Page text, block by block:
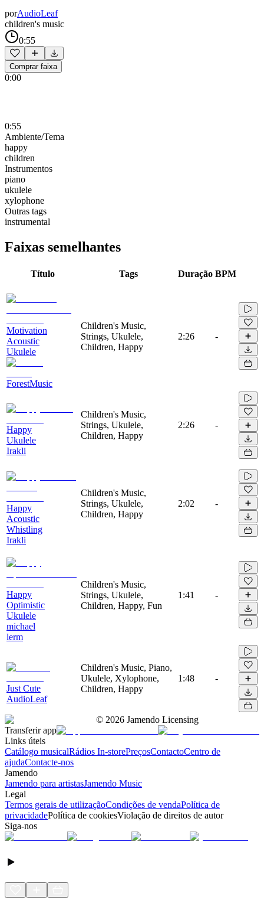
porAudioLeaf
children's music
0:55
Comprar faixa
0:00
0:55
Ambiente/Tema
happy
children
Instrumentos
piano
ukulele
xylophone
Outras tags
instrumental
Faixas semelhantes
Título Tags Duração BPM
Motivation
Acoustic
Ukulele
ForestMusic
Children's Music,
Strings, Ukulele,
Children, Happy
2:26 -
Happy
Ukulele
Irakli
Children's Music,
Strings, Ukulele,
Children, Happy
2:26 -
Happy
Acoustic
Whistling
Irakli
Children's Music,
Strings, Ukulele,
Children, Happy
2:02 -
Happy
Optimistic
Ukulele
michael
lerm
Children's Music,
Strings, Ukulele,
Children, Happy, Fun
1:41 -
Just Cute
AudioLeaf
Children's Music, Piano,
Ukulele, Xylophone,
Children, Happy
1:48 -
© 2026 Jamendo Licensing
Transferir app
Links úteis
Catálogo musicalRádios In-storePreçosContactoCentro de
ajudaContacte-nos
Jamendo
Jamendo para artistasJamendo Music
Legal
Termos gerais de utilizaçãoCondições de vendaPolítica de
privacidadePolítica de cookiesViolação de direitos de autor
Siga-nos